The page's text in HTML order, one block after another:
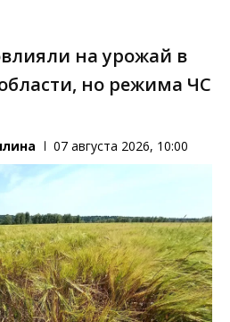
на урожай в
но режима ЧС
07 августа 2026, 10:00